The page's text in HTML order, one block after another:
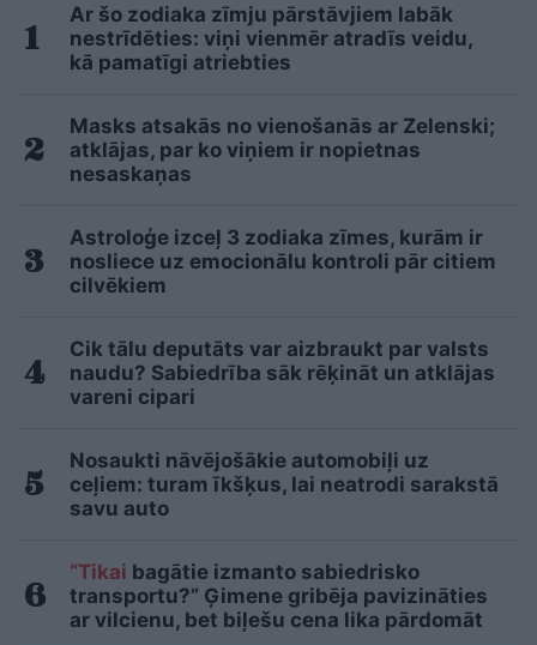
Ar šo zodiaka zīmju pārstāvjiem labāk
nestrīdēties: viņi vienmēr atradīs veidu,
kā pamatīgi atriebties
Masks atsakās no vienošanās ar Zelenski;
atklājas, par ko viņiem ir nopietnas
nesaskaņas
Astroloģe izceļ 3 zodiaka zīmes, kurām ir
nosliece uz emocionālu kontroli pār citiem
cilvēkiem
Cik tālu deputāts var aizbraukt par valsts
naudu? Sabiedrība sāk rēķināt un atklājas
vareni cipari
Nosaukti nāvējošākie automobiļi uz
ceļiem: turam īkšķus, lai neatrodi sarakstā
savu auto
“Tikai bagātie izmanto sabiedrisko
transportu?” Ģimene gribēja pavizināties
ar vilcienu, bet biļešu cena lika pārdomāt